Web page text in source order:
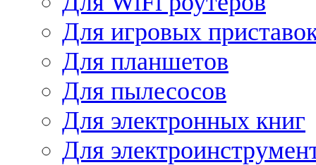
Для игровых
Для планшетов
Для пылесосов
Для электронных книг
Для